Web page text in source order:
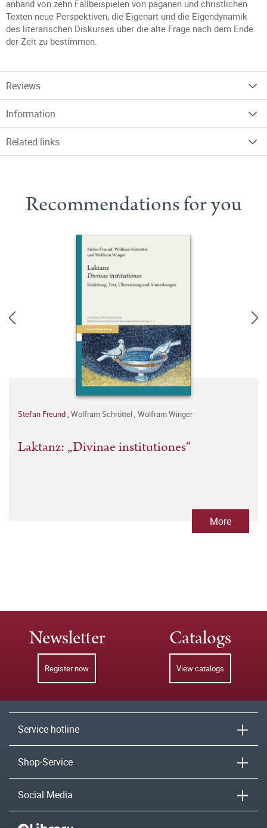
anhand von zehn Fallbeispielen von paganen und christlichen
Texten neue Perspektiven, die Eigenart und die Eigendynamik
des literarischen Diskurses über die alte Frage nach dem Ende
der Zeit zu bestimmen.
Reviews
Information
Related links
Recommendations for you
Stefan Freund, Wolfram Schröttel, Wolfram Winger
Laktanz: „Divinae institutiones“
More
Newsletter
Register now
Catalogs
View catalogs
Service hotline
Shop-Service
Social Media